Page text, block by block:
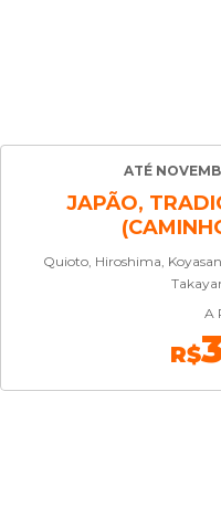
ATÉ
JAPÃO,
Quioto, Hiroshima,
A
R$